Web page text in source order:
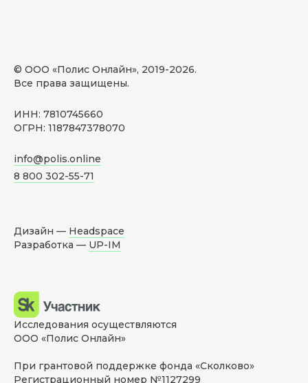
© ООО «Полис Онлайн», 2019-2026.
Все права защищены.
ИНН: 7810745660
ОГРН: 1187847378070
info@polis.online
8 800 302-55-71
Дизайн — Headspace
Разработка — UP-IM
Исследования осуществляются
ООО «Полис Онлайн»
При грантовой поддержке фонда «Сколково»
Регистрационный номер №1127299